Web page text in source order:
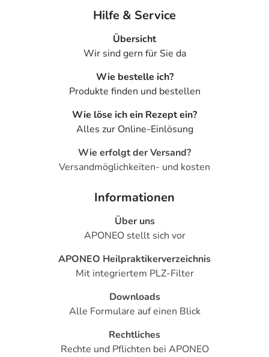
Hilfe & Service
Übersicht
Wir sind gern für Sie da
Wie bestelle ich?
Produkte finden und bestellen
Wie löse ich ein Rezept ein?
Alles zur Online-Einlösung
Wie erfolgt der Versand?
Versandmöglichkeiten- und kosten
Informationen
Über uns
APONEO stellt sich vor
APONEO Heilpraktikerverzeichnis
Mit integriertem PLZ-Filter
Downloads
Alle Formulare auf einen Blick
Rechtliches
Rechte und Pflichten bei APONEO